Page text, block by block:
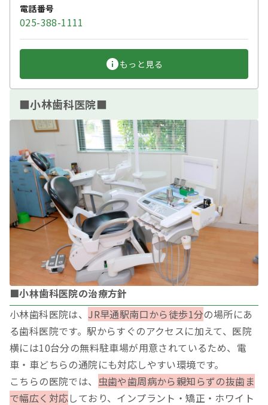
電話番号
025-388-1111
もっと見る
■小林歯科医院■
■小林歯科医院の治療方針
小林歯科医院は、 JR早通駅南口から徒歩1分の場所にあ
る歯科医院です。駅からすぐのアクセスに加えて、医院
横には10台分の無料駐車場が用意されているため、電
車・車どちらの通院にも対応しやすい環境です。
こちらの医院では、 虫歯や歯周病から親知らずの抜歯ま
で幅広く対応しており、インプラント・矯正・ホワイト